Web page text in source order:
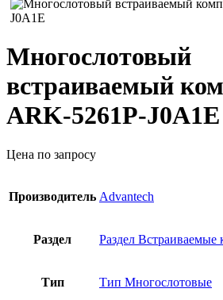
Многослотовый
встраиваемый
ARK-5261P-J0A1E
Цена по запросу
Производитель Advantech
Раздел Раздел
Тип Тип Многослотовые